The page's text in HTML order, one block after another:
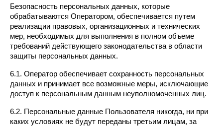
Безопасность персональных данных, которые
обрабатываются Оператором, обеспечивается путем
реализации правовых, организационных и технических
мер, необходимых для выполнения в полном объеме
требований действующего законодательства в области
защиты персональных данных.
6.1. Оператор обеспечивает сохранность персональных
данных и принимает все возможные меры, исключающие
доступ к персональным данным неуполномоченных лиц.
6.2. Персональные данные Пользователя никогда, ни при
каких условиях не будут переданы третьим лицам, за